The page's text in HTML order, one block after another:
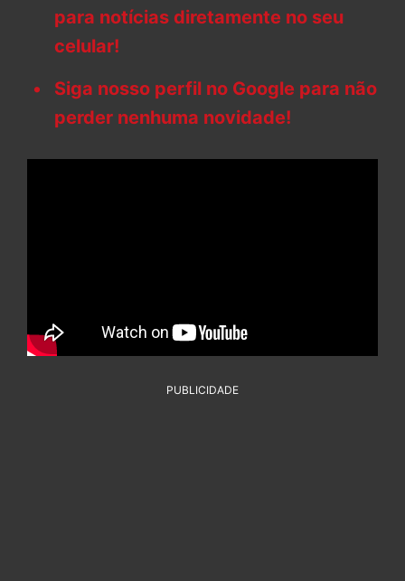
para notícias diretamente no seu
celular!
Siga nosso perfil no Google para não
perder nenhuma novidade!
PUBLICIDADE